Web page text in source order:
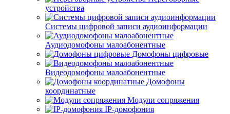
устройства
Системы цифровой записи аудиоинформации
Аудиодомофоны малоабонентные
Домофоны цифровые
Видеодомофоны малоабонентные
Домофоны
координатные
Модули сопряжения
IP-домофония